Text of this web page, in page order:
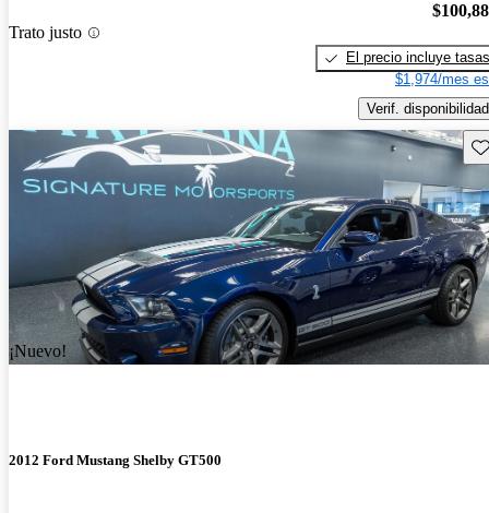
Trato justo
El precio incluye tasas
$1,974/mes
Verif. disponibilidad
¡Nuevo!
2012 Ford Mustang Shelby GT500